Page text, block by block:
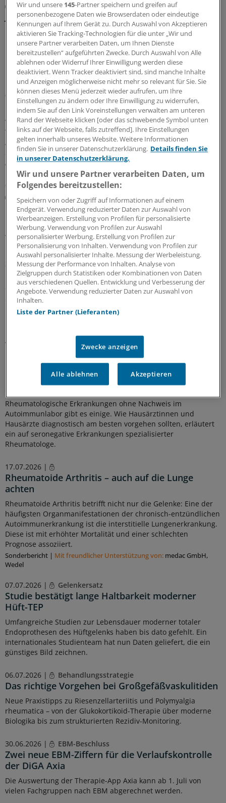
Oft spät diagnostiziert und verzögert behandelt
Juvenile idiopathische Arthritis: Bereits Babys
können Rheuma bekommen
Es geschieht äußerst selten, trotzdem können sich entzündlich-
rheumatische Erkrankungen auch bei Säuglingen
manifestieren. Dabei ist besonders an monogenetische
Krankheitsbilder zu denken.
06.08.2026 | Mögliche frühe Manifestation
Erst das trockene Auge – dann die
Autoimmunerkrankung?
Trockene Augen können ein Hinweis auf eine entstehende
Autoimmunerkrankung sein – etwa rheumatoide Arthritis oder
Sjögren-Syndrom. In einer Studie aus Taiwan gingen die
Augenbeschwerden der Diagnose im Schnitt drei Jahre voraus.
04.08.2026 |
Kardiovaskuläres Risiko bei Rheumatoider Arthritis
PREVENT-Score unterschätzt Gefahr für Herz und
Gefäße bei Rheuma
Auch der neue Score „Predicting Risk of Cardiovascular Disease
Events“ erfasst das kardiovaskuläre Risiko bei Rheuma nur
unzureichend. Den HbA1c-Wert hinzuzunehmen, macht ihn
zumindest etwas treffsicherer.
27.07.2026 | Weltweit 55 Millionen Menschen betroffen
Studie: Digoxin bei rheumatischer
Herzerkrankung wirksam
Herzerkrankung lindern. Die sichere und günstige Therapie ist
vor allem für Entwicklungsländer relevant.
17.07.2026 | Nicht so einfach zu diagnostizieren
Rheuma: Erst der Entzündungsnachweis, dann
die Antikörper-Diagnostik
Rheumatologische Erkrankungen ohne Nachweis im
Autoimmunlabor gibt es einige. Wie Hausärztinnen und
Hausärzte diagnostisch am besten vorgehen sollten, erläutert
ein auf seronegative Erkrankungen spezialisierter
Rheumatologe.
17.07.2026 |
Rheumatoide Arthritis – auch auf die Lunge
achten
Rheumatoide Arthritis betrifft nicht nur die Gelenke: Eine der
häufigsten Organmanifestationen der chronisch-entzündlichen
Autoimmunerkrankung ist die interstitielle Lungenerkrankung.
Diese ist mit erhöhter Mortalität und einer schlechten
Prognose assoziiert.
Sonderbericht | Mit freundlicher Unterstützung von: medac GmbH,
Wedel
07.07.2026 | Gelenkersatz
Studie bestätigt lange Haltbarkeit moderner
Hüft-TEP
Umfangreiche Studien zur Lebensdauer moderner totaler
Endoprothesen des Hüftgelenks haben bis dato gefehlt. Ein
internationales Studienteam hat nun Daten geliefert, die ein
günstiges Bild zeichnen.
06.07.2026 | Behandlungsstrategie
Das richtige Vorgehen bei Großgefäßvaskulitiden
Neue Praxistipps zu Riesenzellarteriitis und Polymyalgia
rheumatica – von der Glukokortikoid-Therapie über moderne
Biologika bis zum strukturierten Rezidiv-Monitoring.
30.06.2026 | EBM-Beschluss
Zwei neue EBM-Ziffern für die Verlaufskontrolle
der DiGA Axia
Die Auswertung der Therapie-App Axia kann ab 1. Juli von
vielen Fachgruppen nach EBM abgerechnet werden.
Wir und unsere 145-Partner speichern und greifen auf
personenbezogene Daten wie Browserdaten oder eindeutige
Kennungen auf Ihrem Gerät zu. Durch Auswahl von Akzeptieren
aktivieren Sie Tracking-Technologien für die unter „Wir und
unsere Partner verarbeiten Daten, um Ihnen Dienste
bereitzustellen“ aufgeführten Zwecke. Durch Auswahl von Alle
ablehnen oder Widerruf Ihrer Einwilligung werden diese
deaktiviert. Wenn Tracker deaktiviert sind, sind manche Inhalte
und Anzeigen möglicherweise nicht mehr so relevant für Sie. Sie
können dieses Menü jederzeit wieder aufrufen, um Ihre
Einstellungen zu ändern oder Ihre Einwilligung zu widerrufen,
indem Sie auf den Link Voreinstellungen verwalten am unteren
Rand der Webseite klicken [oder das schwebende Symbol unten
links auf der Webseite, falls zutreffend]. Ihre Einstellungen
gelten innerhalb unseres Website. Weitere Informationen
finden Sie in unserer Datenschutzerklärung. Details finden Sie
in unserer Datenschutzerklärung.
Wir und unsere Partner verarbeiten Daten, um
Folgendes bereitzustellen:
Speichern von oder Zugriff auf Informationen auf einem
Endgerät. Verwendung reduzierter Daten zur Auswahl von
Werbeanzeigen. Erstellung von Profilen für personalisierte
Werbung. Verwendung von Profilen zur Auswahl
personalisierter Werbung. Erstellung von Profilen zur
Personalisierung von Inhalten. Verwendung von Profilen zur
Auswahl personalisierter Inhalte. Messung der Werbeleistung.
Messung der Performance von Inhalten. Analyse von
Zielgruppen durch Statistiken oder Kombinationen von Daten
aus verschiedenen Quellen. Entwicklung und Verbesserung der
Angebote. Verwendung reduzierter Daten zur Auswahl von
Inhalten.
Liste der Partner (Lieferanten)
Zwecke anzeigen
Alle ablehnen Akzeptieren